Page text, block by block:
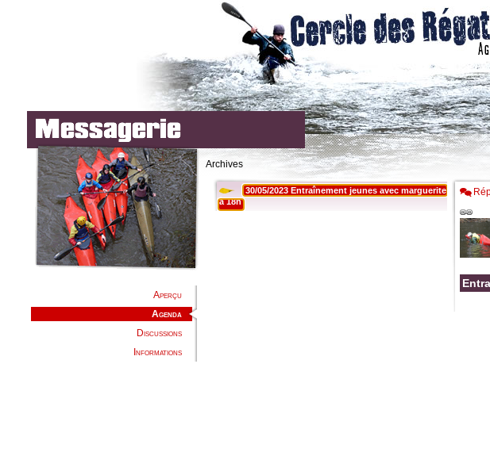
Aperçu
Agenda
Discussions
Informations
Archives